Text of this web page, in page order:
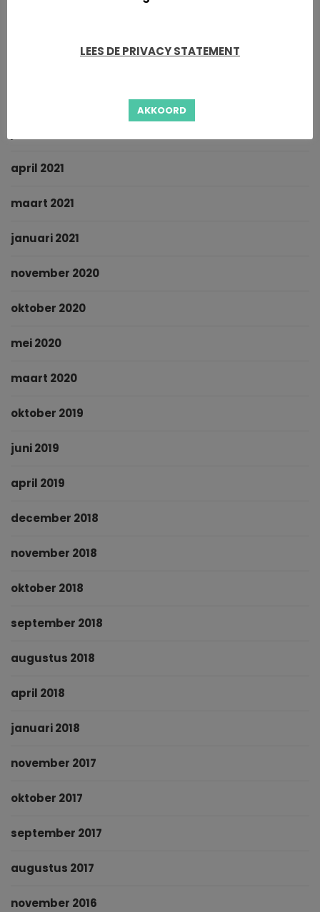
april 2021
maart 2021
januari 2021
november 2020
oktober 2020
mei 2020
maart 2020
oktober 2019
juni 2019
april 2019
december 2018
november 2018
oktober 2018
september 2018
augustus 2018
april 2018
januari 2018
november 2017
oktober 2017
september 2017
augustus 2017
november 2016
LEES DE PRIVACY STATEMENT
AKKOORD